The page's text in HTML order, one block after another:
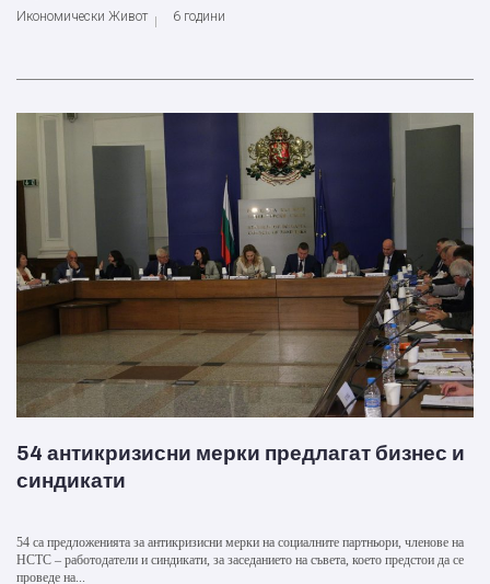
Икономически Живот
6 години
54 антикризисни мерки предлагат бизнес и
синдикати
54 са предложенията за антикризисни мерки на социалните партньори, членове на
НСТС – работодатели и синдикати, за заседанието на съвета, което предстои да се
проведе на...